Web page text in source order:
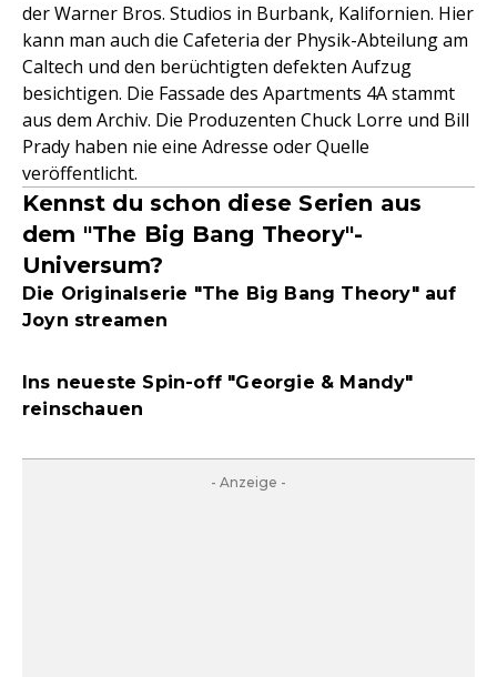
der Warner Bros. Studios in Burbank, Kalifornien. Hier
kann man auch die Cafeteria der Physik-Abteilung am
Caltech und den berüchtigten defekten Aufzug
besichtigen. Die Fassade des Apartments 4A stammt
aus dem Archiv. Die Produzenten Chuck Lorre und Bill
Prady haben nie eine Adresse oder Quelle
veröffentlicht.
Kennst du schon diese Serien aus
dem "The Big Bang Theory"-
Universum?
Die Originalserie "The Big Bang Theory" auf
Joyn streamen
Ins neueste Spin-off "Georgie & Mandy"
reinschauen
- Anzeige -